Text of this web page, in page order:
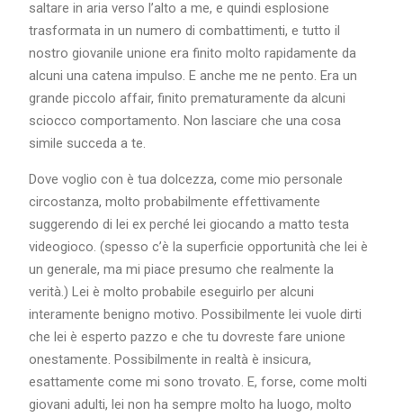
saltare in aria verso l’alto a me, e quindi esplosione
trasformata in un numero di combattimenti, e tutto il
nostro giovanile unione era finito molto rapidamente da
alcuni una catena impulso. E anche me ne pento. Era un
grande piccolo affair, finito prematuramente da alcuni
sciocco comportamento. Non lasciare che una cosa
simile succeda a te.
Dove voglio con è tua dolcezza, come mio personale
circostanza, molto probabilmente effettivamente
suggerendo di lei ex perché lei giocando a matto testa
videogioco. (spesso c’è la superficie opportunità che lei è
un generale, ma mi piace presumo che realmente la
verità.) Lei è molto probabile eseguirlo per alcuni
interamente benigno motivo. Possibilmente lei vuole dirti
che lei è esperto pazzo e che tu dovreste fare unione
onestamente. Possibilmente in realtà è insicura,
esattamente come mi sono trovato. E, forse, come molti
giovani adulti, lei non ha sempre molto ha luogo, molto